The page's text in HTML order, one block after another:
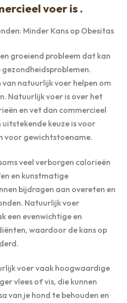
voer is .
Minder Kans op Obesitas
groeiend probleem dat kan
van natuurlijk voer helpen om
Natuurlijk voer is over het
en vet dan commercieel
keuze is voor
voor gewichtstoename.
veel verborgen calorieën
en kunstmatige
bijdragen aan overeten en
Natuurlijk voer
een evenwichtige en
waardoor de kans op
voer vaak hoogwaardige
vlees of vis, die kunnen
van je hond te behouden en